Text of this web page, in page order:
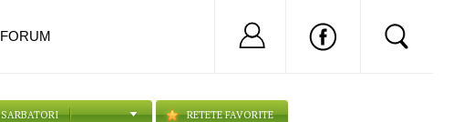
SARBATORI RETETE FAVORITE
FORUM Nu ai cont?